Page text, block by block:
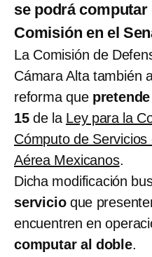
se podrá
Comisión en el
La Comisión de
Cámara Alta también
reforma que
15de la Ley para la
Cómputo de
Aérea Mexicanos.
Dicha modificación
servicioque
encuentren en
computar al doble.